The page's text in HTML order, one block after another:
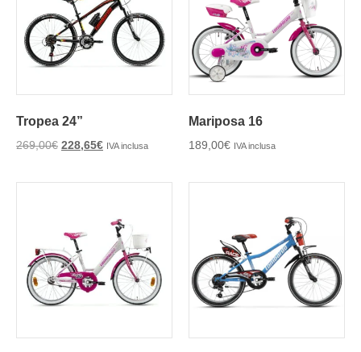
Tropea 24”
269,00€ 228,65€ IVA inclusa
Mariposa 16
189,00€ IVA inclusa